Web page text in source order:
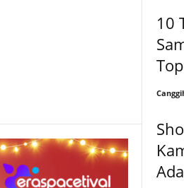
10